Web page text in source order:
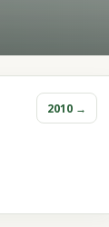
2010 →